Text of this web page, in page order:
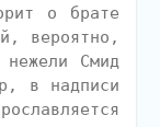
о брате
вероятно,
Смид
в надписи